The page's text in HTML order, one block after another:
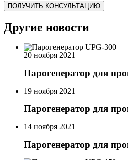
ПОЛУЧИТЬ КОНСУЛЬТАЦИЮ
Другие новости
20 ноября 2021
Парогенератор для
19 ноября 2021
Парогенератор для
14 ноября 2021
Парогенератор для